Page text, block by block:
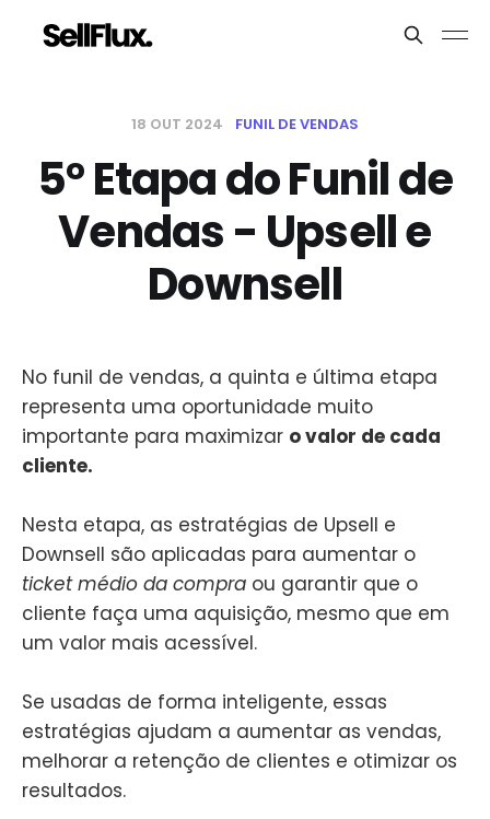
18 OUT 2024 FUNIL DE VENDAS
5° Etapa do Funil de
Vendas - Upsell e
Downsell
No funil de vendas, a quinta e última etapa
representa uma oportunidade muito
importante para maximizar o valor de cada
cliente.
Nesta etapa, as estratégias de Upsell e
Downsell são aplicadas para aumentar o
ticket médio da compra ou garantir que o
cliente faça uma aquisição, mesmo que em
um valor mais acessível.
Se usadas de forma inteligente, essas
estratégias ajudam a aumentar as vendas,
melhorar a retenção de clientes e otimizar os
resultados.